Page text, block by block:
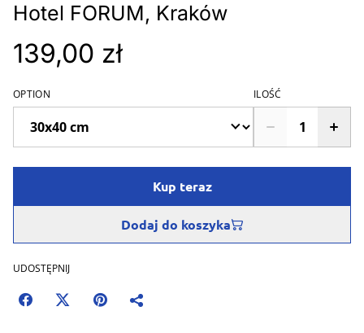
Hotel FORUM, Kraków
139,00 zł
OPTION ILOŚĆ
Kup teraz
Dodaj do koszyka
UDOSTĘPNIJ